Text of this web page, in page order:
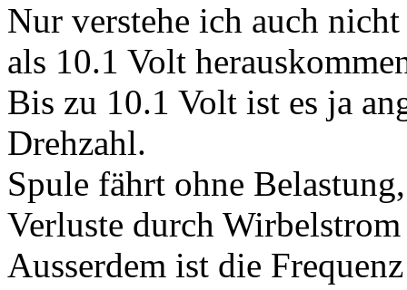
Nur verstehe ich auch
als 10.1 Volt
Bis zu 10.1 Volt ist es ja
Drehzahl.
Spule fährt ohne
Verluste durch
Ausserdem ist die